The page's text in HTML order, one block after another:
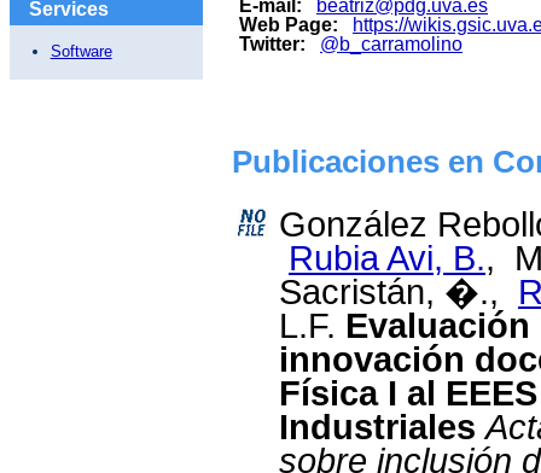
Services
Software
E-mail:
beatriz@pdg.uva.es
Web Page:
https://
Twitter:
@b_carramolino
Publicaciones en
González
Rubia Avi, B.,
Sacristán, �.,
L.F. Evaluación
innovación
Física I al
Industriales
sobre inclusión